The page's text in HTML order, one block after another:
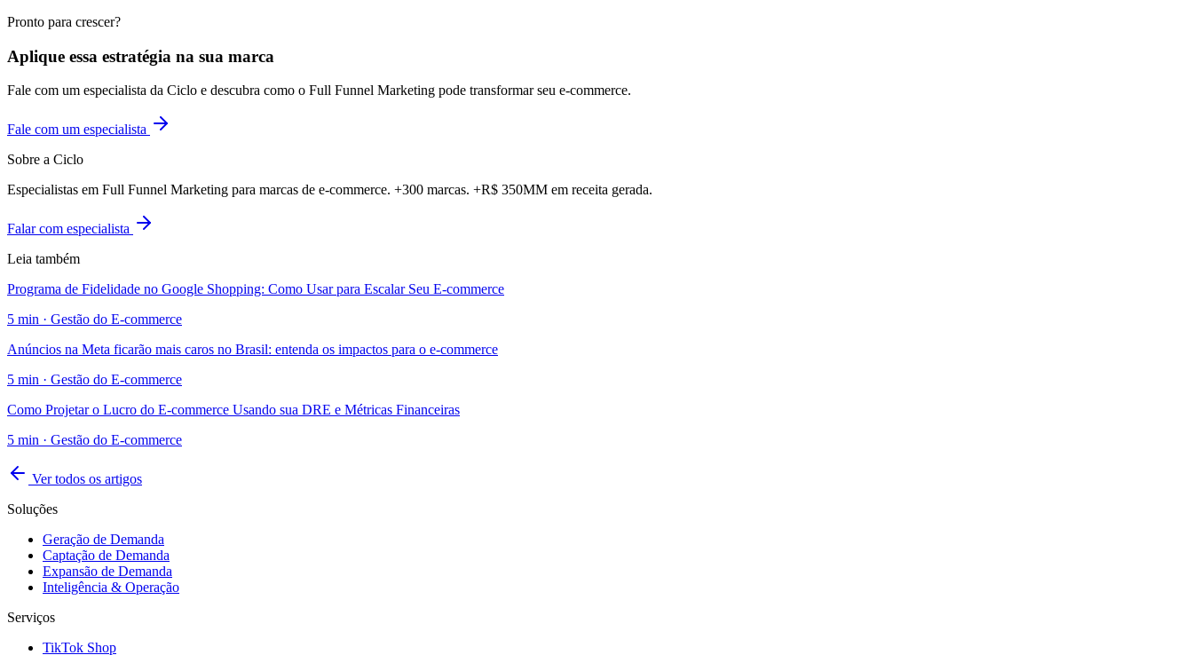
Pronto para crescer?
Aplique essa estratégia na sua marca
Fale com um especialista da Ciclo e descubra como o Full Funnel Marketing pode transformar seu e-commerce.
Fale com um especialista
Sobre a Ciclo
Especialistas em Full Funnel Marketing para marcas de e-commerce. +300 marcas. +R$ 350MM em receita gerada.
Falar com especialista
Leia também
Programa de Fidelidade no Google Shopping: Como Usar para Escalar Seu E-commerce
5 min · Gestão do E-commerce
Anúncios na Meta ficarão mais caros no Brasil: entenda os impactos para o e-commerce
5 min · Gestão do E-commerce
Como Projetar o Lucro do E-commerce Usando sua DRE e Métricas Financeiras
5 min · Gestão do E-commerce
Ver todos os artigos
Soluções
Geração de Demanda
Captação de Demanda
Expansão de Demanda
Inteligência & Operação
Serviços
TikTok Shop